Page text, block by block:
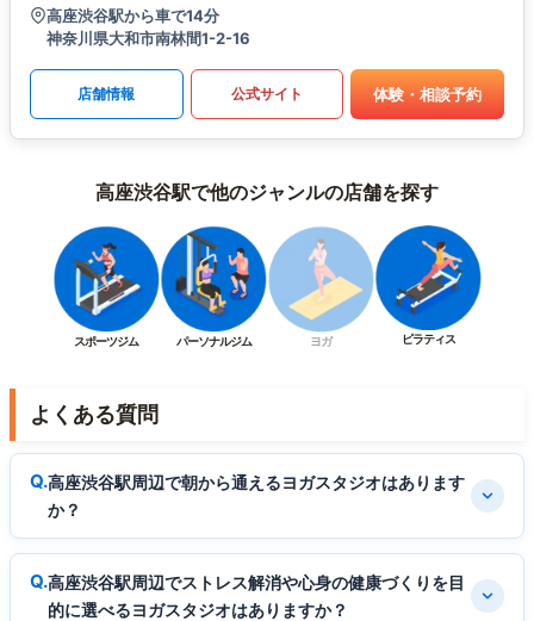
高座渋谷駅から車で14分
神奈川県大和市南林間1-2-16
店舗情報 公式サイト 体験・相談予約
高座渋谷駅で他のジャンルの店舗を探す
スポーツジム パーソナルジム ヨガ ピラティス
よくある質問
高座渋谷駅周辺で朝から通えるヨガスタジオはあります
か？
高座渋谷駅周辺でストレス解消や心身の健康づくりを目
的に選べるヨガスタジオはありますか？